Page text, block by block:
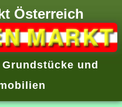
Österreich
Grundstücke und